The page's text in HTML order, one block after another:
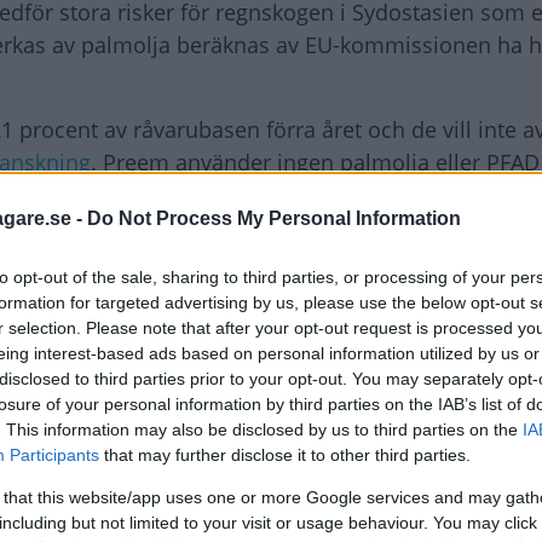
- Do Not Process My Personal Information
opt-out of the sale, sharing to third parties, or processing of your
for targeted advertising by us, please use the below opt-out
selection. Please note that after your opt-out request is processed
interest-based ads based on personal information utilized by us
to third parties prior to your opt-out. You may separately
of your personal information by third parties on the IAB’s list of
This information may also be disclosed by us to third parties on the
Participants that may further disclose it to other third parties.
that this website/app uses one or more Google services and may
but not limited to your visit or usage behaviour. You may
stora risker för regnskogen i Sydostasien som
av palmolja beräknas av EU-kommissionen ha
procent av råvarubasen förra året och de vill inte
. Preem använder ingen palmolja eller
ska dock enligt uppgift vara fri från palmolja. ST1
palmolja.
exponentiellt sedan 1970-talet och fördubblats
främst eftersom den är en förhållandevis billig
som hållbar trots riskerna för regnskogen.
just nu är konsumentmakten. Därför måste
från palmoljeprodukter, säger Per Östborn,